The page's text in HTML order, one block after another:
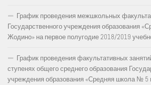
График проведения межшкольных
Государственного учреждения образования
Жодино» на первое полугодие 2018/2019
График проведения факультативных
ступенях общего среднего образования
учреждения образования «Средняя школа № 5